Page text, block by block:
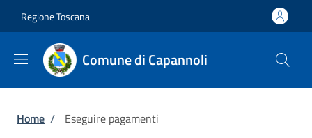
Regione Toscana
Comune di Capannoli
Briciole di pane
Home / Eseguire pagamenti